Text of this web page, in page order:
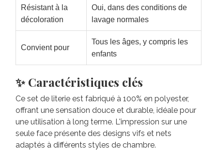
Résistant à la
décoloration
Oui, dans des conditions de
lavage normales
Convient pour
Tous les âges, y compris les
enfants
✨ Caractéristiques clés
Ce set de literie est fabriqué à 100% en polyester,
offrant une sensation douce et durable, idéale pour
une utilisation à long terme. L'impression sur une
seule face présente des designs vifs et nets
adaptés à différents styles de chambre.